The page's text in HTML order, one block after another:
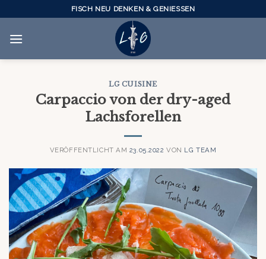
to
content
FISCH NEU DENKEN & GENIESSEN
LG CUISINE
Carpaccio von der dry-aged
Lachsforellen
VERÖFFENTLICHT AM 23.05.2022 VON LG TEAM